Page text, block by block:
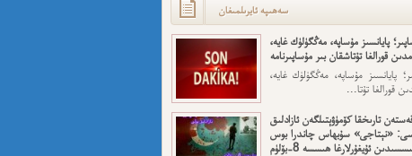
سەھىپە ئايرىلمىغان
پايانسىز مۇساپە، مەڭگۈلۈك غايە،
قورالغا تۇتاشقان بىر مۇساپىرنامە
پايانسىز مۇساپە، مەڭگۈلۈك غايە،
قورالغا تۇتا...
تارىخقا كۆمۈۋېتىلگەن ئازادلىق
«نېتاجى» سۇبھاس چاندرا بوس
ئۇيغۇرلارغا ھىسسە 8-بۆلۈم